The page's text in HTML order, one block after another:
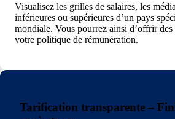
Visualisez les grilles de salaires, les
inférieures ou supérieures d’un pays
mondiale. Vous pourrez ainsi d’offrir des
votre politique de rémunération.
Tarification transparente –